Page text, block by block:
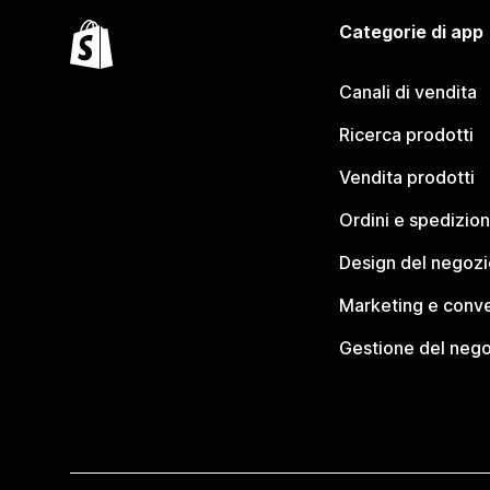
Categorie di app
Canali di vendita
Ricerca prodotti
Vendita prodotti
Ordini e
Design del
Marketing e
Gestione del